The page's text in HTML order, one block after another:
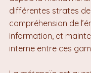
différentes strates
compréhension de
information, et
interne entre ces